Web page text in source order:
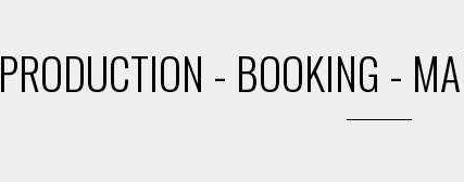
PRODUCTION - BOOKING -